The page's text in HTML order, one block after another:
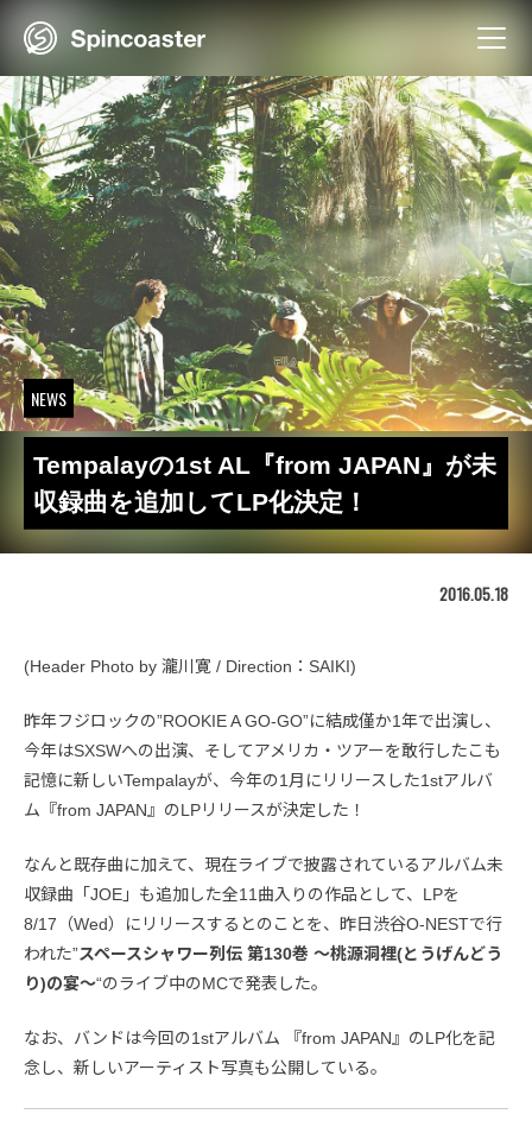
NEWS
Tempalayの1st AL『from JAPAN』が未
収録曲を追加してLP化決定！
2016.05.18
(Header Photo by 瀧川寛 / Direction：SAIKI)
昨年フジロックの”ROOKIE A GO-GO”に結成僅か1年で出演し、
今年はSXSWへの出演、そしてアメリカ・ツアーを敢行したこも
記憶に新しいTempalayが、今年の1月にリリースした1stアルバ
ム『from JAPAN』のLPリリースが決定した！
なんと既存曲に加えて、現在ライブで披露されているアルバム未
収録曲「JOE」も追加した全11曲入りの作品として、LPを
8/17（Wed）にリリースするとのことを、昨日渋谷O-NESTで行
われた”スペースシャワー列伝 第130巻 ～桃源洞裡(とうげんどう
り)の宴～“のライブ中のMCで発表した。
なお、バンドは今回の1stアルバム 『from JAPAN』のLP化を記
念し、新しいアーティスト写真も公開している。